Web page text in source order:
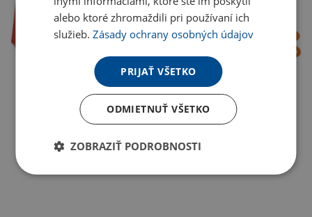
alebo ktoré zhromaždili pri používaní ich
služieb.Zásady ochrany osobných údajov
PRIJAŤ VŠETKO
ODMIETNUŤ VŠETKO
ZOBRAZIŤ PODROBNOSTI